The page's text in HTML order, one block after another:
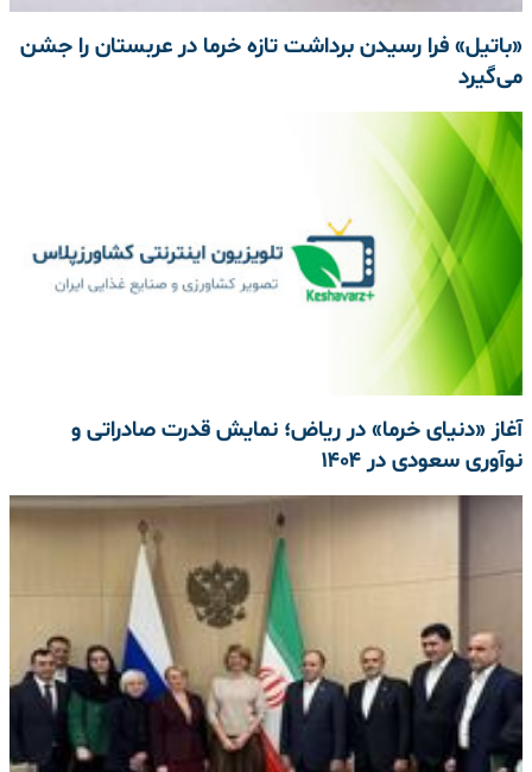
«باتیل» فرا رسیدن برداشت تازه خرما در عربستان را جشن
می‌گیرد
آغاز «دنیای خرما» در ریاض؛ نمایش قدرت صادراتی و
نوآوری سعودی در ۱۴۰۴